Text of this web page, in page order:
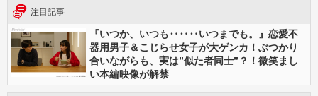
注目記事
『いつか、いつも‥‥‥いつまでも。』恋愛不
器用男子＆こじらせ女子が大ゲンカ！ぶつかり
合いながらも、実は”似た者同士”？！微笑まし
い本編映像が解禁